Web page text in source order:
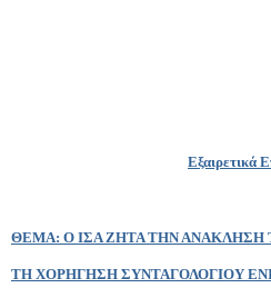
Εξαιρετικά
ΘΕΜΑ: Ο ΙΣΑ ΖΗΤΑ ΤΗΝ ΑΝΑΚΛΗΣΗ
ΤΗ ΧΟΡΗΓΗΣΗ ΣΥΝΤΑΓΟΛΟΓΙΟΥ